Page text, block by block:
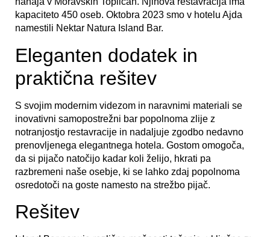
kapaciteto 450 oseb. Oktobra 2023 smo v hotelu Ajda
namestili Nektar Natura Island Bar.
Eleganten dodatek in
praktična rešitev
S svojim modernim videzom in naravnimi materiali se
inovativni samopostrežni bar popolnoma zlije z
notranjostjo restavracije in nadaljuje zgodbo nedavno
prenovljenega elegantnega hotela. Gostom omogoča,
da si pijačo natočijo kadar koli želijo, hkrati pa
razbremeni naše osebje, ki se lahko zdaj popolnoma
osredotoči na goste namesto na strežbo pijač.
Rešitev